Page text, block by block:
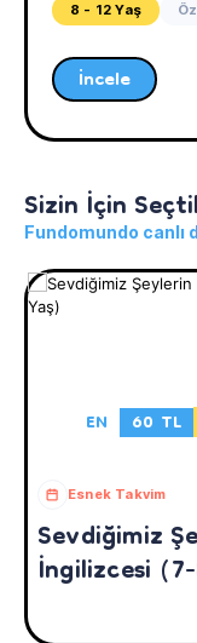
8 - 12 Yaş
İncele
Sizin İçin
Fundomundo canlı
EN 60 TL
Esnek Takvim
Sevdiğimiz
İngilizcesi